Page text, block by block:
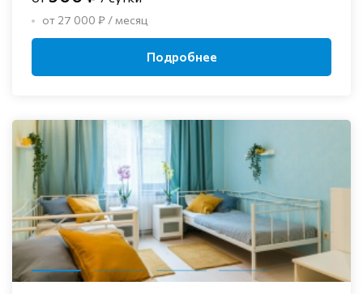
от 27 000 ₽ / месяц
Подробнее